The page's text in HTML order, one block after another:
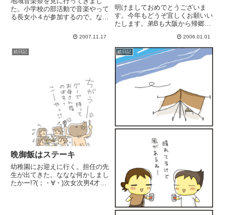
た。小学校の部活動で音楽やって
る長女小４が参加するので。なん
長女!!アルトだ～とか当初はいい
顔してなかったのに...めっちゃイ
イじゃんっピアノを習ってるから
ピアノとか木琴鉄琴とかか...
2007.11.17
明けましておめでとうございま
す。今年もどうぞ宜しくお願いい
たします。弟Bも大阪から帰郷、
年の祝い膳。山盛りお年玉を貰う
子供ら。あ、母ちゃんお年玉袋、
京都に忘れてきちゃったよ。ｴﾍ
☆その後、初詣。今年も皆元気に
楽...
2006.01.01
絵日記
晩御飯はステーキ
幼稚園にお迎えに行く。担任の先
生が出てきた。ななな何かしまし
たかー!?(；・∀・)次女次男4才が
絵日記